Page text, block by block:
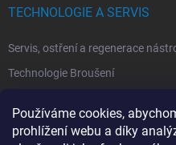
Používáme cookies,
prohlížení webu a díky
TECHNOLOGIE A SERVIS
Servis, ostření a regenerace
Technologie Broušení
Technologie Laserová Ablace